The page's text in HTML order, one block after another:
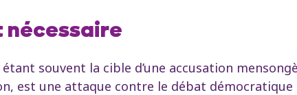
nécessaire
souvent la cible d’une accusation
est une attaque contre le débat démocratique